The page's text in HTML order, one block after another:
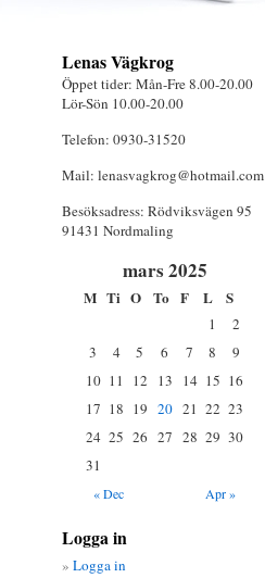
Lenas Vägkrog
Öppet tider: Mån-Fre 8.00-20.00
Lör-Sön 10.00-20.00
Telefon: 0930-31520
Mail: lenasvagkrog@hotmail.com
Besöksadress: Rödviksvägen 95
91431 Nordmaling
mars 2025
M Ti O To F L S
« Dec Apr »
1
2
3
4 5 6 7 8
9
10 11 12 13 14 15 16
17 18 19 20 21 22 23
24 25 26 27 28 29 30
31
Logga in
Logga in